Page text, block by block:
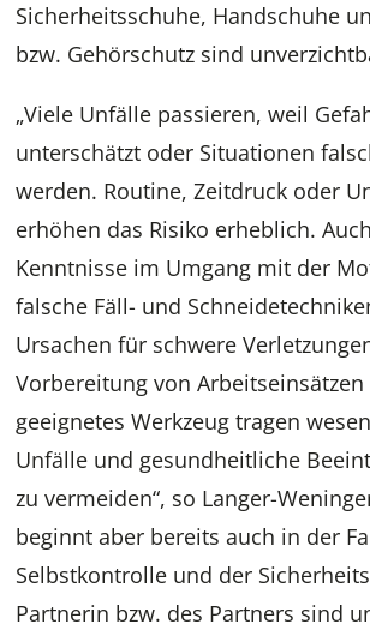
Sicherheitsschuhe, Handschuhe
bzw. Gehörschutz sind
„Viele Unfälle passieren, weil
unterschätzt oder Situationen
werden. Routine, Zeitdruck oder
erhöhen das Risiko erheblich.
Kenntnisse im Umgang mit der
falsche Fäll- und
Ursachen für schwere
Vorbereitung von
geeignetes Werkzeug tragen
Unfälle und gesundheitliche
zu vermeiden“, so Langer-
beginnt aber bereits auch in der
Selbstkontrolle und der
Partnerin bzw. des Partners sind